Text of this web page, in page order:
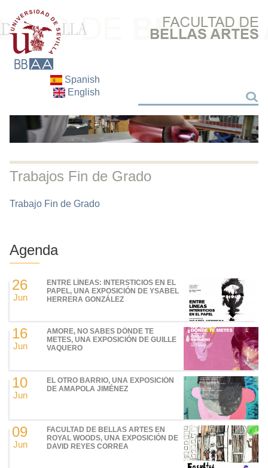
Spanish
English
Buscar
Trabajos Fin de Grado
Trabajo Fin de Grado
Agenda
26
Jun
ENTRE LÍNEAS: INTERSTICIOS EN EL
PAPEL, UNA EXPOSICIÓN DE YSABEL
HERRERA GONZÁLEZ
16
Jun
AMORE, NO SABES DÓNDE TE
METES, UNA EXPOSICIÓN DE GUILLE
VAQUERO
10
Jun
EL OTRO BARRIO, UNA EXPOSICIÓN
DE AMAPOLA JIMÉNEZ
09
Jun
FACULTAD DE BELLAS ARTES EN
ROYAL WOODS, UNA EXPOSICIÓN DE
DAVID REYES CORREA